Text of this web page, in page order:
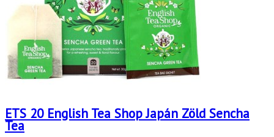
ETS 20 English Tea Shop Japán Zöld Sencha
Tea